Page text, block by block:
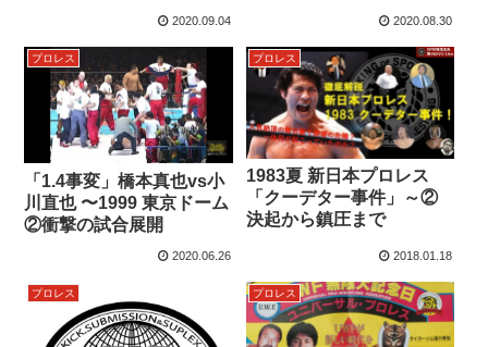
2020.09.04 2020.08.30
プロレス
「1.4事変」橋本真也vs小
川直也 〜1999 東京ドーム
②衝撃の試合展開
2020.06.26
プロレス
1983夏 新日本プロレス
「クーデター事件」～②
決起から鎮圧まで
2018.01.18
プロレス プロレス